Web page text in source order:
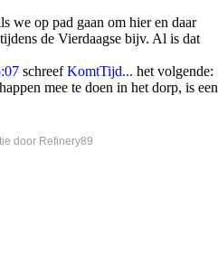
we op pad gaan om hier en daar
de Vierdaagse bijv. Al is dat
schreefKomtTijd... het volgende:
mee te doen in het dorp, is een
door Refinery89